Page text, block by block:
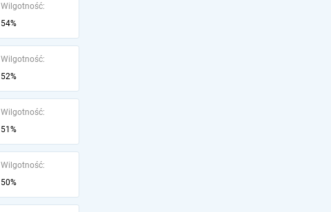
Wilgotność:
54%
Wilgotność:
52%
Wilgotność:
51%
Wilgotność:
50%